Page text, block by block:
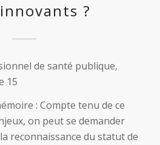
?
de santé publique,
15
: Compte tenu de ce
on peut se demander
reconnaissance du statut de